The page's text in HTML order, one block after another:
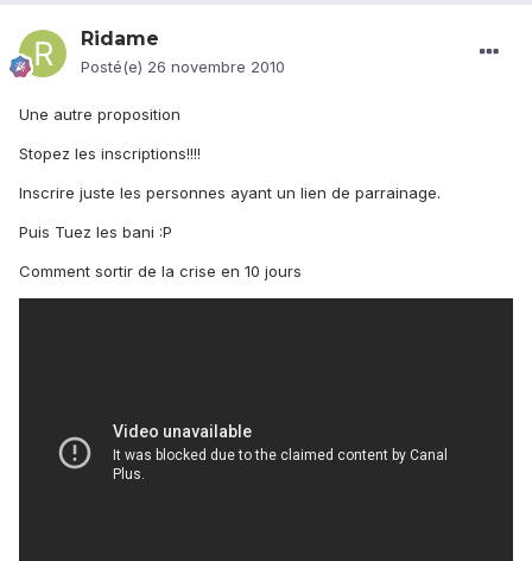
Ridame
Posté(e) 26 novembre 2010
Une autre proposition
Stopez les inscriptions!!!!
Inscrire juste les personnes ayant un lien de parrainage.
Puis Tuez les bani :P
Comment sortir de la crise en 10 jours